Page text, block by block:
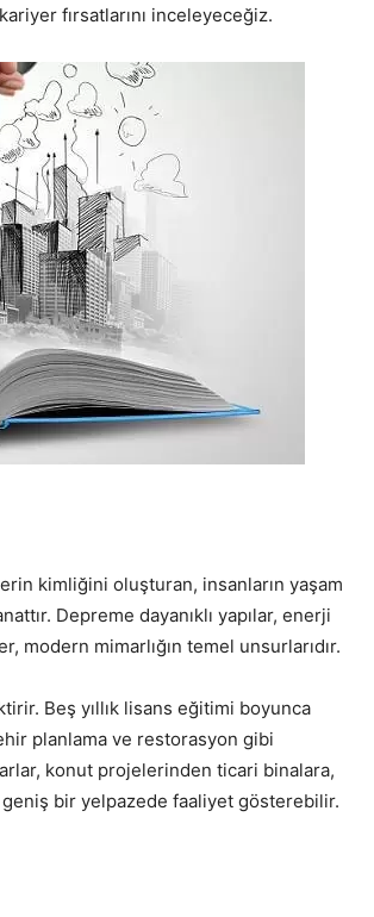
fırsatlarını inceleyeceğiz.
kimliğini oluşturan, insanların yaşam
Depreme dayanıklı yapılar, enerji
mimarlığın temel unsurlarıdır.
Beş yıllık lisans eğitimi boyunca
planlama ve restorasyon gibi
konut projelerinden ticari binalara,
bir yelpazede faaliyet gösterebilir.